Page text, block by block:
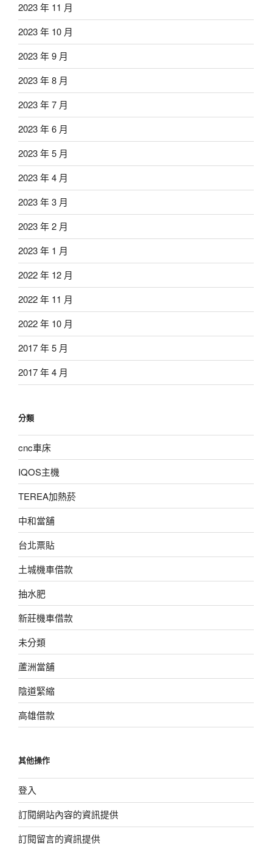
2023 年 11 月
2023 年 10 月
2023 年 9 月
2023 年 8 月
2023 年 7 月
2023 年 6 月
2023 年 5 月
2023 年 4 月
2023 年 3 月
2023 年 2 月
2023 年 1 月
2022 年 12 月
2022 年 11 月
2022 年 10 月
2017 年 5 月
2017 年 4 月
分類
cnc車床
IQOS主機
TEREA加熱菸
中和當舖
台北票貼
土城機車借款
抽水肥
新莊機車借款
未分類
蘆洲當舖
陰道緊縮
高雄借款
其他操作
登入
訂閱網站內容的資訊提供
訂閱留言的資訊提供